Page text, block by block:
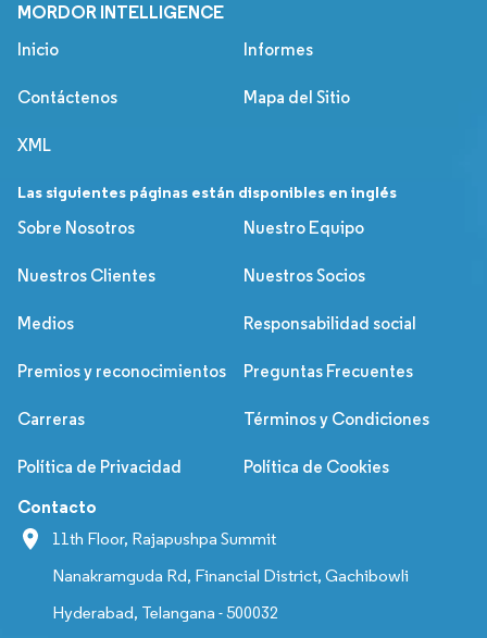
MORDOR INTELLIGENCE
Inicio Informes
Contáctenos Mapa del Sitio
XML
Las siguientes páginas están disponibles en inglés
Sobre Nosotros
Nuestro Equipo
Nuestros Clientes Nuestros Socios
Medios Responsabilidad social
Premios y reconocimientos Preguntas Frecuentes
Carreras Términos y Condiciones
Política de Privacidad Política de Cookies
Contacto
11th Floor, Rajapushpa Summit
Nanakramguda Rd, Financial District, Gachibowli
Hyderabad, Telangana - 500032